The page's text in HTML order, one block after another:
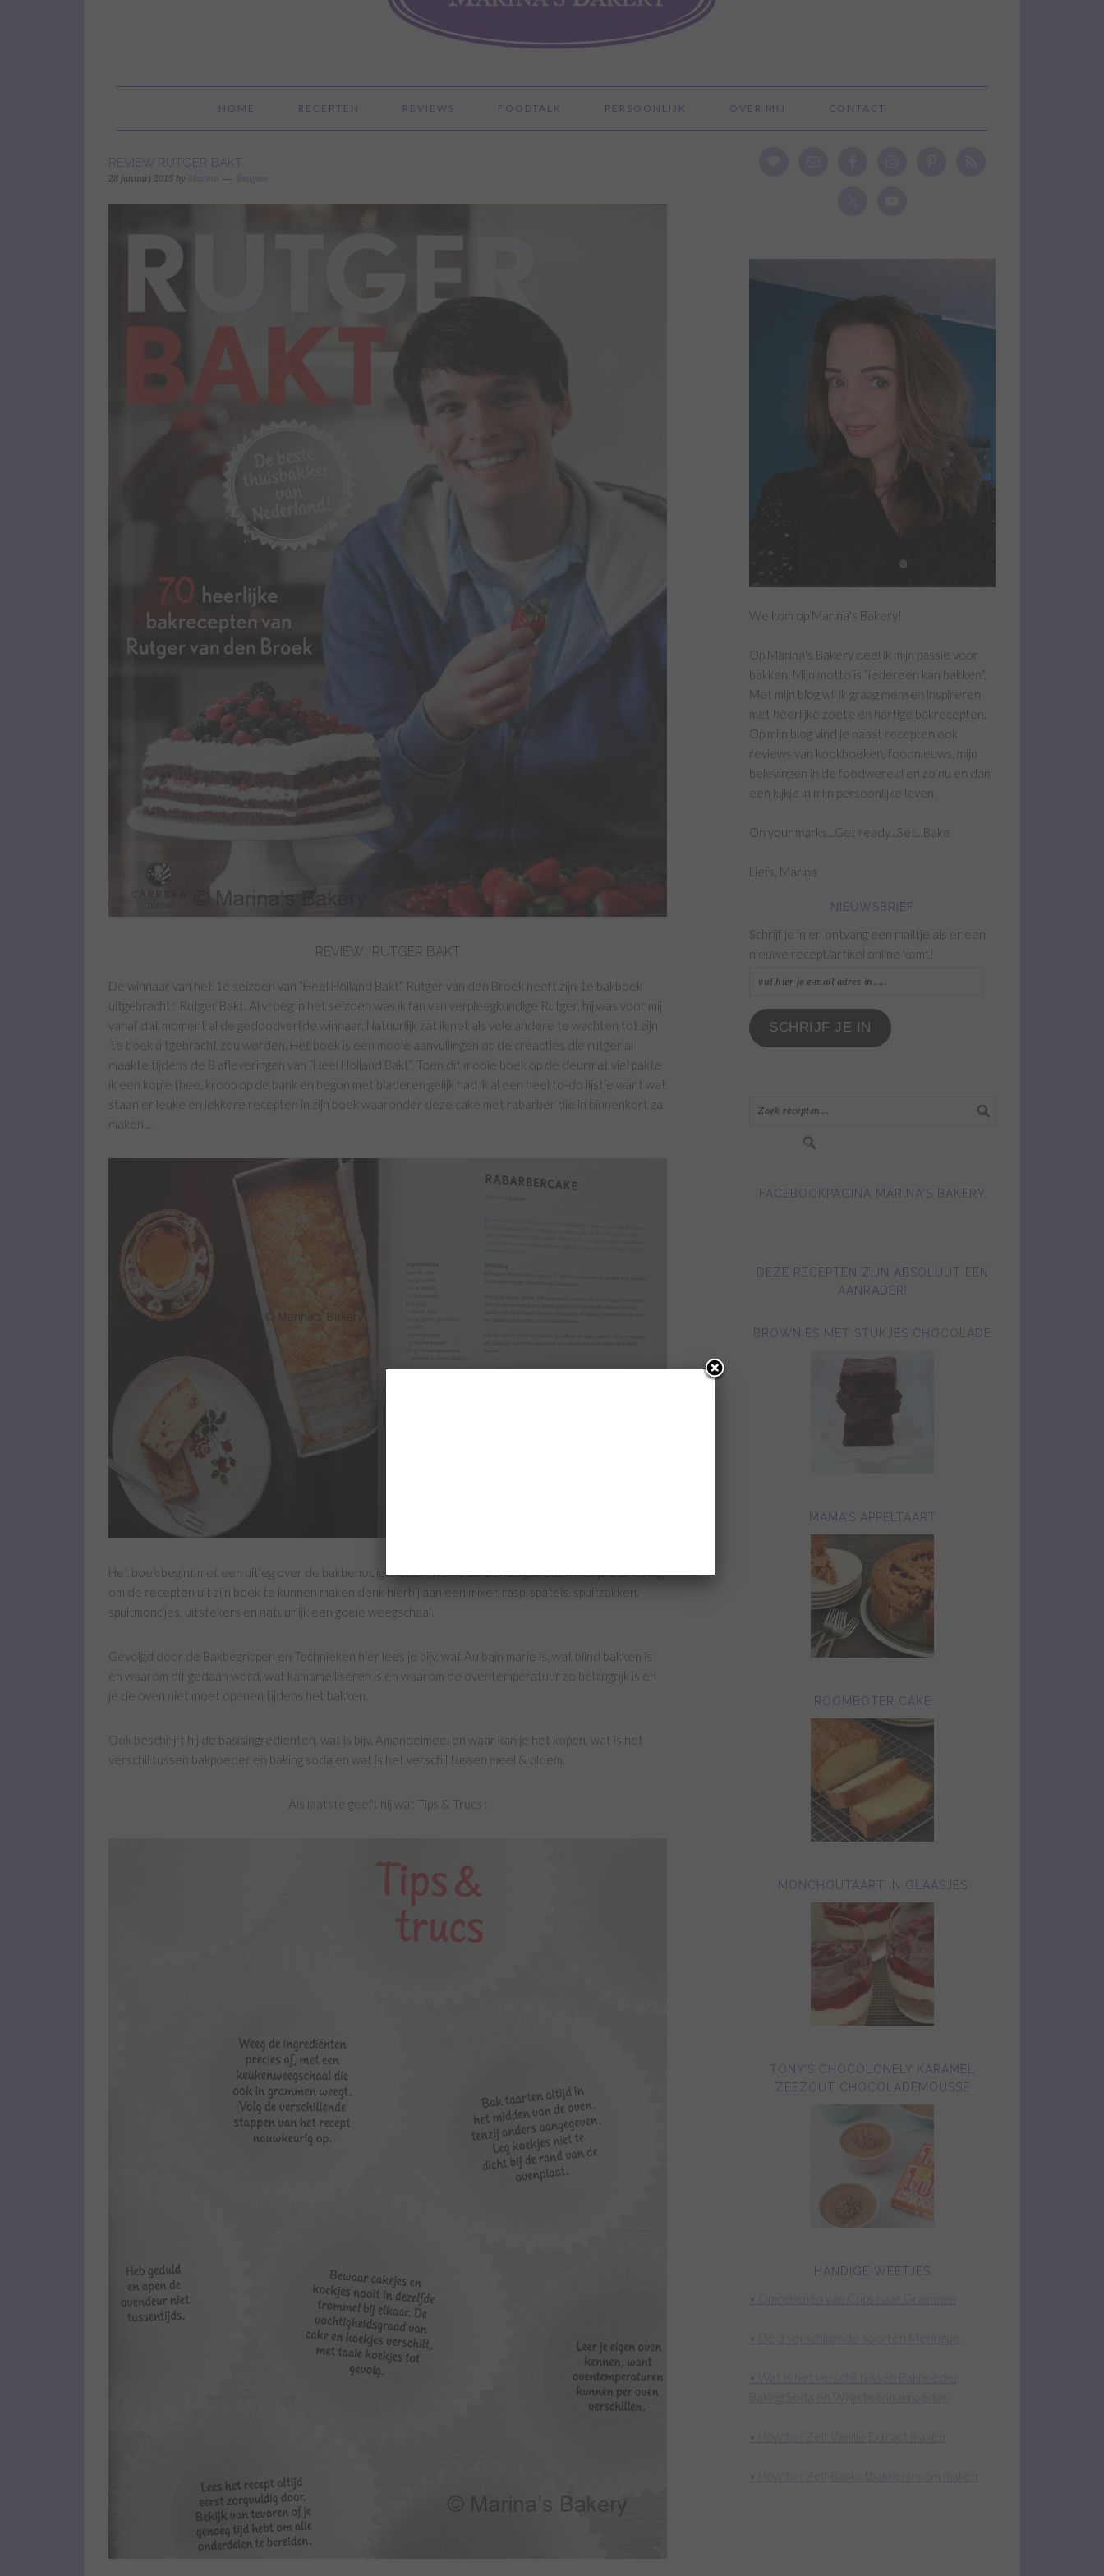
HOME RECEPTEN REVIEWS FOODTALK PERSOONLIJK OVER MIJ CONTACT
REVIEW RUTGER BAKT
28 januari 2015 by Marina Reageer
REVIEW : RUTGER BAKT
De winnaar van het 1e seizoen van “Heel Holland Bakt” Rutger van den Broek heeft zijn 1e bakboek
uitgebracht : Rutger Bakt. Al vroeg in het seizoen was ik fan van verpleegkundige Rutger, hij was voor mij
vanaf dat moment al de gedoodverfde winnaar. Natuurlijk zat ik net als vele andere te wachten tot zijn
1e boek uitgebracht zou worden. Het boek is een mooie aanvullingen op de creacties die rutger al
maakte tijdens de 8 afleveringen van “Heel Holland Bakt”. Toen dit mooie boek op de deurmat viel pakte
ik een kopje thee, kroop op de bank en begon met bladeren gelijk had ik al een heel to-do lijstje want wat
staan er leuke en lekkere recepten in zijn boek waaronder deze cake met rabarber die in binnenkort ga
maken…
Het boek begint met een uitleg over de bakbenodigdheden, welke bakbenodigdheden heb je o.a. nodig
om de recepten uit zijn boek te kunnen maken denk hierbij aan een mixer, rasp, spatels, spuitzakken,
spuitmondjes, uitstekers en natuurlijk een goeie weegschaal.
Gevolgd door de Bakbegrippen en Technieken hier lees je bijv. wat Au bain marie is, wat blind bakken is
en waarom dit gedaan word, wat kamamelliseren is en waarom de oventemperatuur zo belangrijk is en
je de oven niet moet openen tijdens het bakken.
Ook beschrijft hij de basisingredienten, wat is bijv. Amandelmeel en waar kan je het kopen, wat is het
verschil tussen bakpoeder en baking soda en wat is het verschil tussen meel & bloem.
Als laatste geeft hij wat Tips & Trucs :
Welkom op Marina's Bakery!
Op Marina's Bakery deel ik mijn passie voor
bakken. Mijn motto is “iedereen kan bakken”.
Met mijn blog wil ik graag mensen inspireren
met heerlijke zoete en hartige bakrecepten.
Op mijn blog vind je naast recepten ook
reviews van kookboeken, foodnieuws, mijn
belevingen in de foodwereld en zo nu en dan
een kijkje in mijn persoonlijke leven!
On your marks...Get ready...Set...Bake
Liefs, Marina
NIEUWSBRIEF
Schrijf je in en ontvang een mailtje als er een
nieuwe recept/artikel online komt!
vul
je
e-
SCHRIJF JE IN
FACEBOOKPAGINA MARINA'S BAKERY
DEZE RECEPTEN ZIJN ABSOLUUT EEN
AANRADER!
BROWNIES MET STUKJES CHOCOLADE
MAMA’S APPELTAART
ROOMBOTER CAKE
MONCHOUTAART IN GLAASJES
TONY’S CHOCOLONELY KARAMEL
ZEEZOUT CHOCOLADEMOUSSE
HANDIGE WEETJES
• Omrekenen van Cups naar Grammen
• De 3 verschillende soorten Meringue
• Wat is het verschil tussen Bakpoeder,
Baking Soda en Wijnsteenbakpoeder
• How to : Zelf Vanille Extract maken
• How to : Zelf Banketbakkersroom maken